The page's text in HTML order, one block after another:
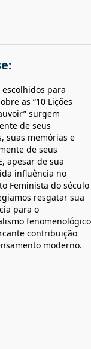
escolhidos para
as “10 Lições
surgem
de seus
suas memórias e
de seus
apesar de sua
influência no
Feminista do século
resgatar sua
para o
fenomenológico
contribuição
moderno.